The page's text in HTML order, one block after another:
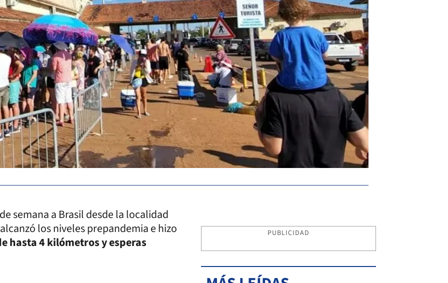
semana a Brasil desde la localidad
los niveles prepandemia e hizo
hasta 4 kilómetros y esperas
PUBLICIDAD